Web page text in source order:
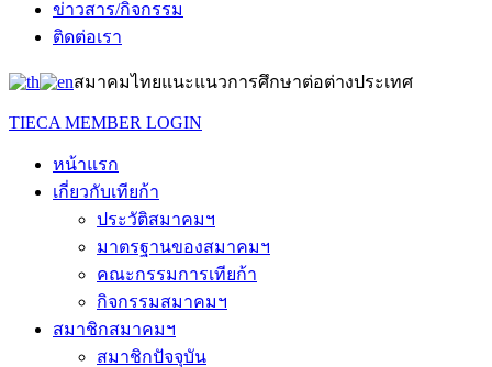
ข่าวสาร/กิจกรรม
ติดต่อเรา
สมาคมไทยแนะแนวการศึกษาต่อต่างประเทศ
TIECA MEMBER LOGIN
หน้าแรก
เกี่ยวกับเทียก้า
ประวัติสมาคมฯ
มาตรฐานของสมาคมฯ
คณะกรรมการเทียก้า
กิจกรรมสมาคมฯ
สมาชิกสมาคมฯ
สมาชิกปัจจุบัน